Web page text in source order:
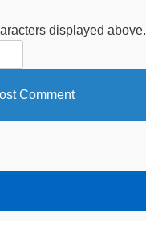
displayed above.